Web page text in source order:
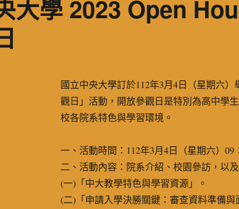
大學 2023 Open
國立中央大學訂於112年3月4日（星期六）
觀日」活動，開放參觀日是特別為高中學
校各院系特色與學習環境。
一、活動時間：112年3月4日（星期六）09
二、活動內容：院系介紹、校園參訪，以
(一)「中大教學特色與學習資源」。
(二)「申請入學決勝關鍵：審查資料準備與